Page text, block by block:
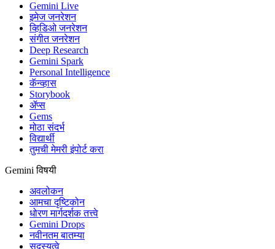
Gemini Live
इमेज जनरेशन
व्हिडिओ जनरेशन
संगीत जनरेशन
Deep Research
Gemini Spark
Personal Intelligence
कॅन्व्हास
Storybook
ॲप्स
Gems
मोठा संदर्भ
विद्यार्थी
तुमची मेमरी इंपोर्ट करा
Gemini विषयी
अवलोकन
आमचा दृष्टिकोन
धोरण मार्गदर्शक तत्त्वे
Gemini Drops
नवीनतम बातम्या
सदस्यत्वे